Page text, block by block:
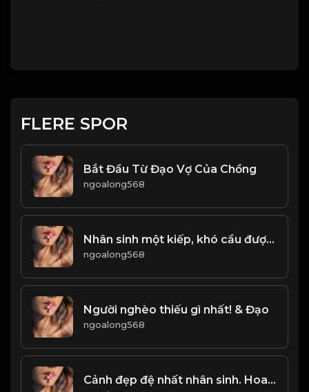
FLERE SPOR
Bắt Đầu Từ Đạo Vợ Của Chồng
ngoalong568
Nhân sinh một kiếp, khó cầu được trọn vẹn! & Đạo
ngoalong568
Người nghèo thiếu gì nhất! & Đạo
ngoalong568
Cảnh đẹp đệ nhất nhân sinh. Hoa chưa nở hết, nguyệt chưa tròn vành! & Đạo